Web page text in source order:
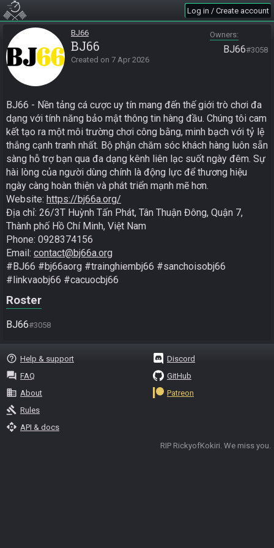
Log in / Create account
BJ66
BJ66
Created on 7 Apr 2026
Owners
BJ66#3058
BJ66 - Nền tảng cá cược uy tín mang đến thế giới trò chơi đa
dạng với tính năng bảo mật thông tin hàng đầu. Chúng tôi cam
kết tạo ra một môi trường chơi công bằng, minh bạch với tỷ lệ
thắng cạnh tranh nhất. Bộ phận chăm sóc khách hàng luôn sẵn
sàng hỗ trợ bạn qua đa dạng kênh liên lạc suốt ngày đêm. Sự
hài lòng của người dùng chính là động lực để thương hiệu
ngày càng hoàn thiện và phát triển mạnh mẽ hơn.
Website: https://bj66a.org/
Địa chỉ: 26/3T Huỳnh Tấn Phát, Tân Thuận Đông, Quận 7,
Thành phố Hồ Chí Minh, Việt Nam
Phone: 0928374156
Email: contact@bj66a.org
#BJ66 #bj66aorg #trainghiembj66 #sanchoisobj66
#linkvaobj66 #cacuocbj66
Roster
BJ66#3058
help_outline Help & support
question_answer FAQ
business About
gavel Rules
api API & docs
Discord
GitHub
Patreon
RIP RickyofKokiri. We miss you.